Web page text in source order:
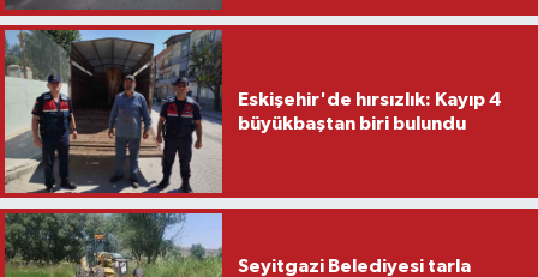
Eskişehir'de hırsızlık: Kayıp 4
büyükbaştan biri bulundu
Seyitgazi Belediyesi tarla